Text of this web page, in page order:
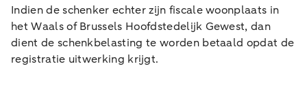
Indien de schenker echter zijn fiscale woonplaats in
het Waals of Brussels Hoofdstedelijk Gewest, dan
dient de schenkbelasting te worden betaald opdat de
registratie uitwerking krijgt.